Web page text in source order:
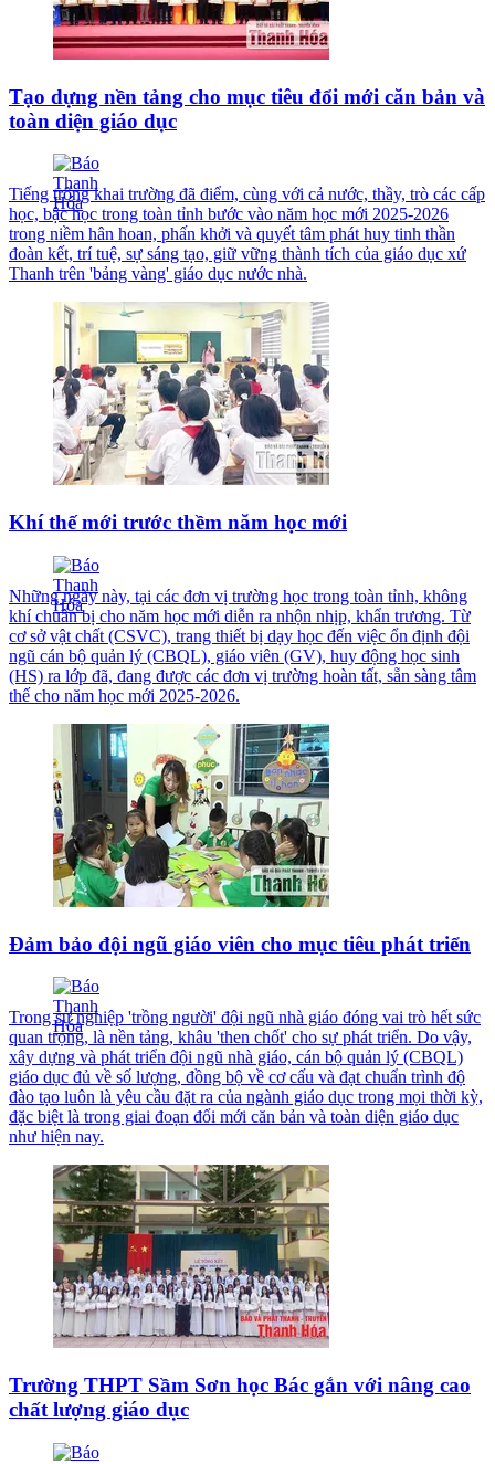
Tạo dựng nền tảng cho mục tiêu đổi mới căn bản và
toàn diện giáo dục
Tiếng trống khai trường đã điểm, cùng với cả nước, thầy, trò các cấp
học, bậc học trong toàn tỉnh bước vào năm học mới 2025-2026
trong niềm hân hoan, phấn khởi và quyết tâm phát huy tinh thần
đoàn kết, trí tuệ, sự sáng tạo, giữ vững thành tích của giáo dục xứ
Thanh trên 'bảng vàng' giáo dục nước nhà.
Khí thế mới trước thềm năm học mới
Những ngày này, tại các đơn vị trường học trong toàn tỉnh, không
khí chuẩn bị cho năm học mới diễn ra nhộn nhịp, khẩn trương. Từ
cơ sở vật chất (CSVC), trang thiết bị dạy học đến việc ổn định đội
ngũ cán bộ quản lý (CBQL), giáo viên (GV), huy động học sinh
(HS) ra lớp đã, đang được các đơn vị trường hoàn tất, sẵn sàng tâm
thế cho năm học mới 2025-2026.
Đảm bảo đội ngũ giáo viên cho mục tiêu phát triển
Trong sự nghiệp 'trồng người' đội ngũ nhà giáo đóng vai trò hết sức
quan trọng, là nền tảng, khâu 'then chốt' cho sự phát triển. Do vậy,
xây dựng và phát triển đội ngũ nhà giáo, cán bộ quản lý (CBQL)
giáo dục đủ về số lượng, đồng bộ về cơ cấu và đạt chuẩn trình độ
đào tạo luôn là yêu cầu đặt ra của ngành giáo dục trong mọi thời kỳ,
đặc biệt là trong giai đoạn đổi mới căn bản và toàn diện giáo dục
như hiện nay.
Trường THPT Sầm Sơn học Bác gắn với nâng cao
chất lượng giáo dục